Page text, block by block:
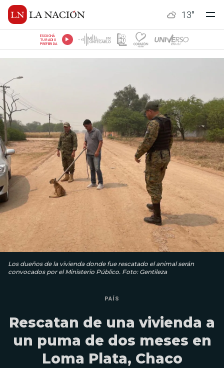
13°
ESCUCHÁ
TU RADIO
PREFERIDA
Los dueños de la vivienda donde fue rescatado el animal serán
convocados por el Ministerio Público. Foto: Gentileza
PAÍS
Rescatan de una vivienda a
un puma de dos meses en
Loma Plata, Chaco